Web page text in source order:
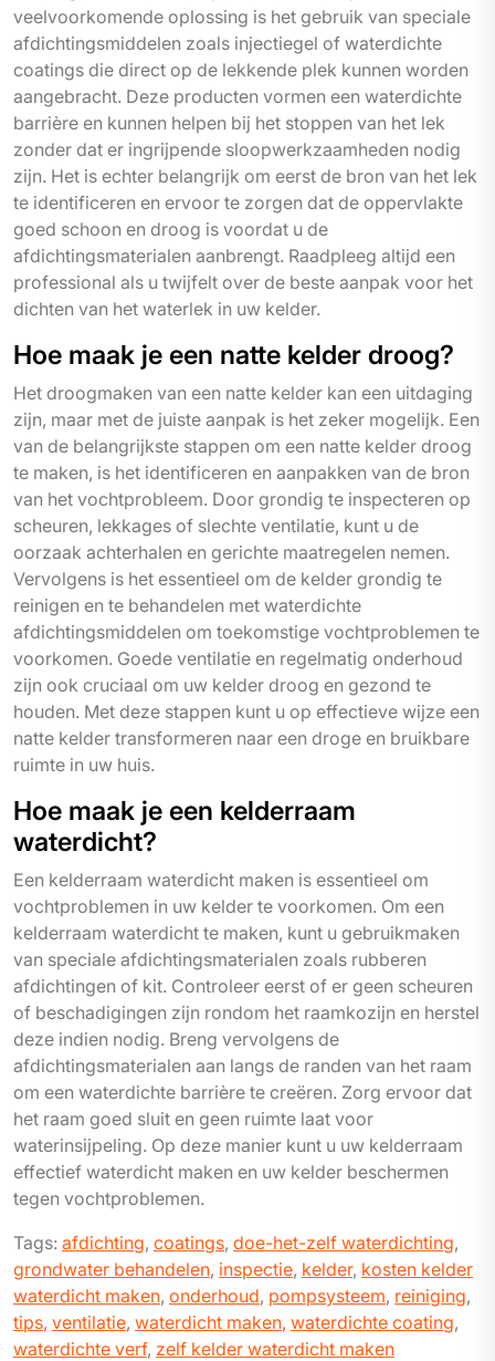
veelvoorkomende oplossing is het gebruik van speciale
afdichtingsmiddelen zoals injectiegel of waterdichte
coatings die direct op de lekkende plek kunnen worden
aangebracht. Deze producten vormen een waterdichte
barrière en kunnen helpen bij het stoppen van het lek
zonder dat er ingrijpende sloopwerkzaamheden nodig
zijn. Het is echter belangrijk om eerst de bron van het lek
te identificeren en ervoor te zorgen dat de oppervlakte
goed schoon en droog is voordat u de
afdichtingsmaterialen aanbrengt. Raadpleeg altijd een
professional als u twijfelt over de beste aanpak voor het
dichten van het waterlek in uw kelder.
Hoe maak je een natte kelder droog?
Het droogmaken van een natte kelder kan een uitdaging
zijn, maar met de juiste aanpak is het zeker mogelijk. Een
van de belangrijkste stappen om een natte kelder droog
te maken, is het identificeren en aanpakken van de bron
van het vochtprobleem. Door grondig te inspecteren op
scheuren, lekkages of slechte ventilatie, kunt u de
oorzaak achterhalen en gerichte maatregelen nemen.
Vervolgens is het essentieel om de kelder grondig te
reinigen en te behandelen met waterdichte
afdichtingsmiddelen om toekomstige vochtproblemen te
voorkomen. Goede ventilatie en regelmatig onderhoud
zijn ook cruciaal om uw kelder droog en gezond te
houden. Met deze stappen kunt u op effectieve wijze een
natte kelder transformeren naar een droge en bruikbare
ruimte in uw huis.
Hoe maak je een kelderraam
waterdicht?
Een kelderraam waterdicht maken is essentieel om
vochtproblemen in uw kelder te voorkomen. Om een
kelderraam waterdicht te maken, kunt u gebruikmaken
van speciale afdichtingsmaterialen zoals rubberen
afdichtingen of kit. Controleer eerst of er geen scheuren
of beschadigingen zijn rondom het raamkozijn en herstel
deze indien nodig. Breng vervolgens de
afdichtingsmaterialen aan langs de randen van het raam
om een waterdichte barrière te creëren. Zorg ervoor dat
het raam goed sluit en geen ruimte laat voor
waterinsijpeling. Op deze manier kunt u uw kelderraam
effectief waterdicht maken en uw kelder beschermen
tegen vochtproblemen.
Tags: afdichting, coatings, doe-het-zelf waterdichting,
grondwater behandelen, inspectie, kelder, kosten kelder
waterdicht maken, onderhoud, pompsysteem, reiniging,
tips, ventilatie, waterdicht maken, waterdichte coating,
waterdichte verf, zelf kelder waterdicht maken